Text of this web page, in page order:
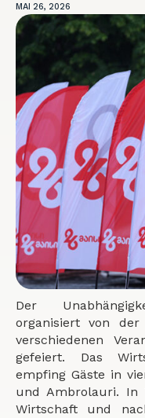
MAI 26, 2026
Der
organisiert von der
verschiedenen
gefeiert. Das
empfing Gäste in
und Ambrolauri.
Wirtschaft und